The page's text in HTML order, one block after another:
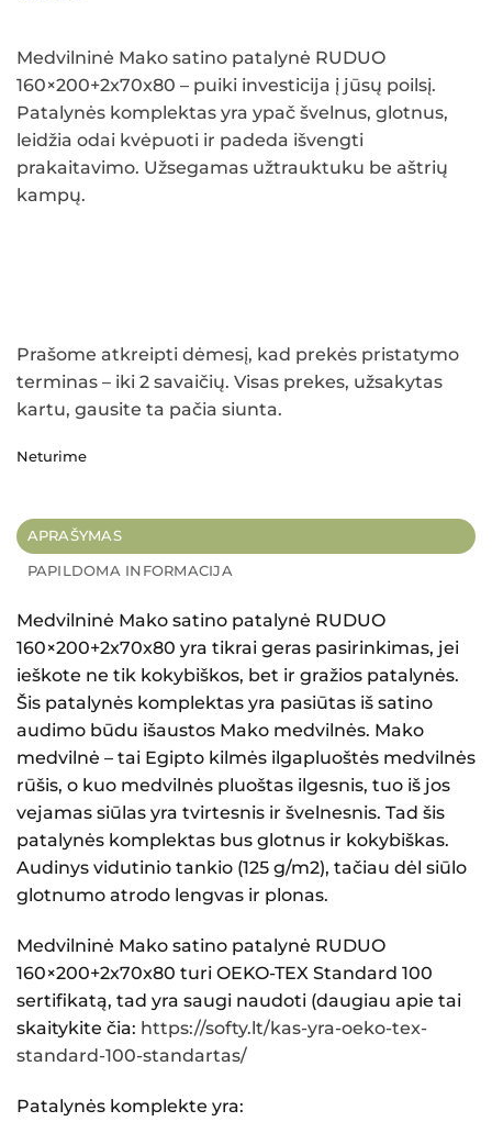
Medvilninė Mako satino patalynė RUDUO
160×200+2x70x80 – puiki investicija į jūsų poilsį.
Patalynės komplektas yra ypač švelnus, glotnus,
leidžia odai kvėpuoti ir padeda išvengti
prakaitavimo. Užsegamas užtrauktuku be aštrių
kampų.
Prašome atkreipti dėmesį, kad prekės pristatymo
terminas – iki 2 savaičių. Visas prekes, užsakytas
kartu, gausite ta pačia siunta.
Neturime
APRAŠYMAS
PAPILDOMA INFORMACIJA
Medvilninė Mako satino patalynė RUDUO
160×200+2x70x80 yra tikrai geras pasirinkimas, jei
ieškote ne tik kokybiškos, bet ir gražios patalynės.
Šis patalynės komplektas yra pasiūtas iš satino
audimo būdu išaustos Mako medvilnės. Mako
medvilnė – tai Egipto kilmės ilgapluoštės medvilnės
rūšis, o kuo medvilnės pluoštas ilgesnis, tuo iš jos
vejamas siūlas yra tvirtesnis ir švelnesnis. Tad šis
patalynės komplektas bus glotnus ir kokybiškas.
Audinys vidutinio tankio (125 g/m2), tačiau dėl siūlo
glotnumo atrodo lengvas ir plonas.
Medvilninė Mako satino patalynė RUDUO
160×200+2x70x80 turi OEKO-TEX Standard 100
sertifikatą, tad yra saugi naudoti (daugiau apie tai
skaitykite čia: https://softy.lt/kas-yra-oeko-tex-
standard-100-standartas/
Patalynės komplekte yra: